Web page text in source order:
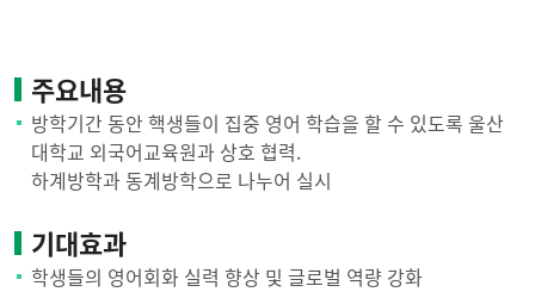
주요내용
방학기간 동안 핵생들이 집중 영어 학습을 할 수 있도록 울산
대학교 외국어교육원과 상호 협력.
하계방학과 동계방학으로 나누어 실시
기대효과
학생들의 영어회화 실력 향상 및 글로벌 역량 강화